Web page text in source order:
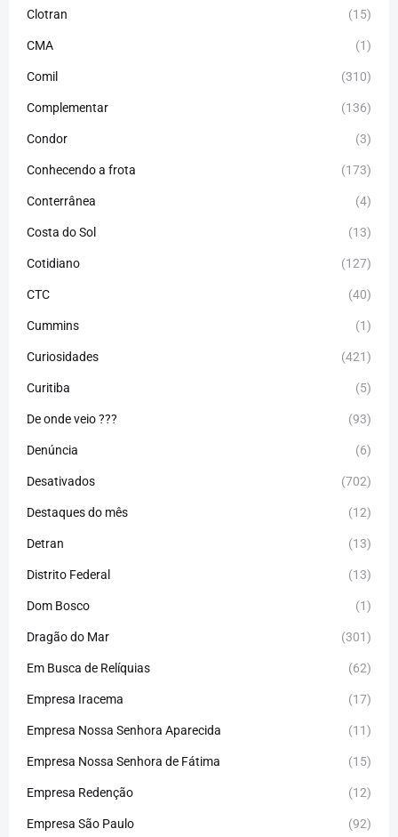
Clotran (15)
CMA (1)
Comil (310)
Complementar (136)
Condor (3)
Conhecendo a frota (173)
Conterrânea (4)
Costa do Sol (13)
Cotidiano (127)
CTC (40)
Cummins (1)
Curiosidades (421)
Curitiba (5)
De onde veio ??? (93)
Denúncia (6)
Desativados (702)
Destaques do mês (12)
Detran (13)
Distrito Federal (13)
Dom Bosco (1)
Dragão do Mar (301)
Em Busca de Relíquias (62)
Empresa Iracema (17)
Empresa Nossa Senhora Aparecida (11)
Empresa Nossa Senhora de Fátima (15)
Empresa Redenção (12)
Empresa São Paulo (92)